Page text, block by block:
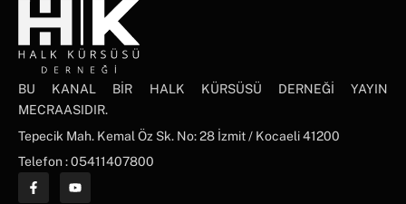
BU KANAL BİR HALK KÜRSÜSÜ DERNEĞİ YAYIN
MECRAASIDIR.
Tepecik Mah. Kemal Öz Sk. No: 28 İzmit / Kocaeli 41200
Telefon : 05411407800